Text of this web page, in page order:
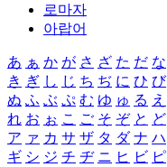
로마자
아랍어
あ ぁ か が さ ざ た だ な
き ぎ し じ ち ぢ に ひ び
ぬ ふ ぶ ぷ む ゆ ゅ る え
れ お ぉ こ ご そ ぞ と ど
ア ァ カ サ ザ タ ダ ナ ハ
ギ シ ジ チ ヂ ニ ヒ ビ ピ